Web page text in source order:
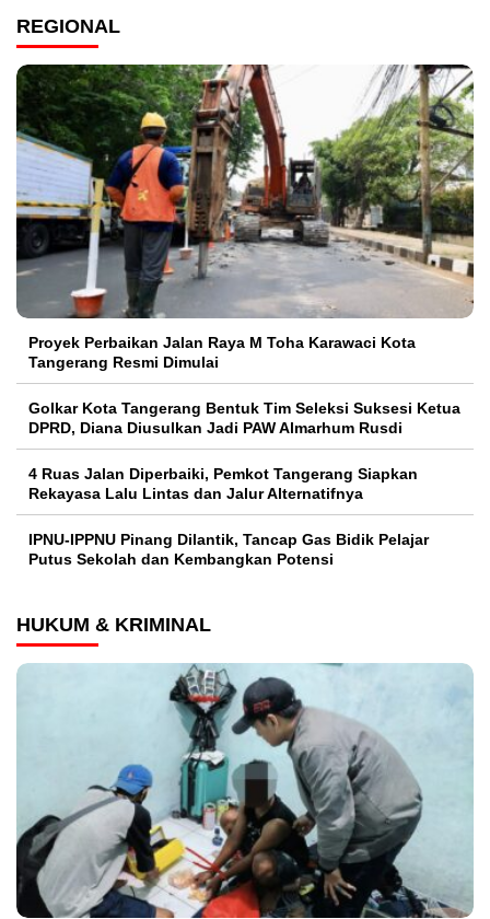
REGIONAL
Proyek Perbaikan Jalan Raya M Toha Karawaci Kota
Tangerang Resmi Dimulai
Golkar Kota Tangerang Bentuk Tim Seleksi Suksesi Ketua
DPRD, Diana Diusulkan Jadi PAW Almarhum Rusdi
4 Ruas Jalan Diperbaiki, Pemkot Tangerang Siapkan
Rekayasa Lalu Lintas dan Jalur Alternatifnya
IPNU-IPPNU Pinang Dilantik, Tancap Gas Bidik Pelajar
Putus Sekolah dan Kembangkan Potensi
HUKUM & KRIMINAL